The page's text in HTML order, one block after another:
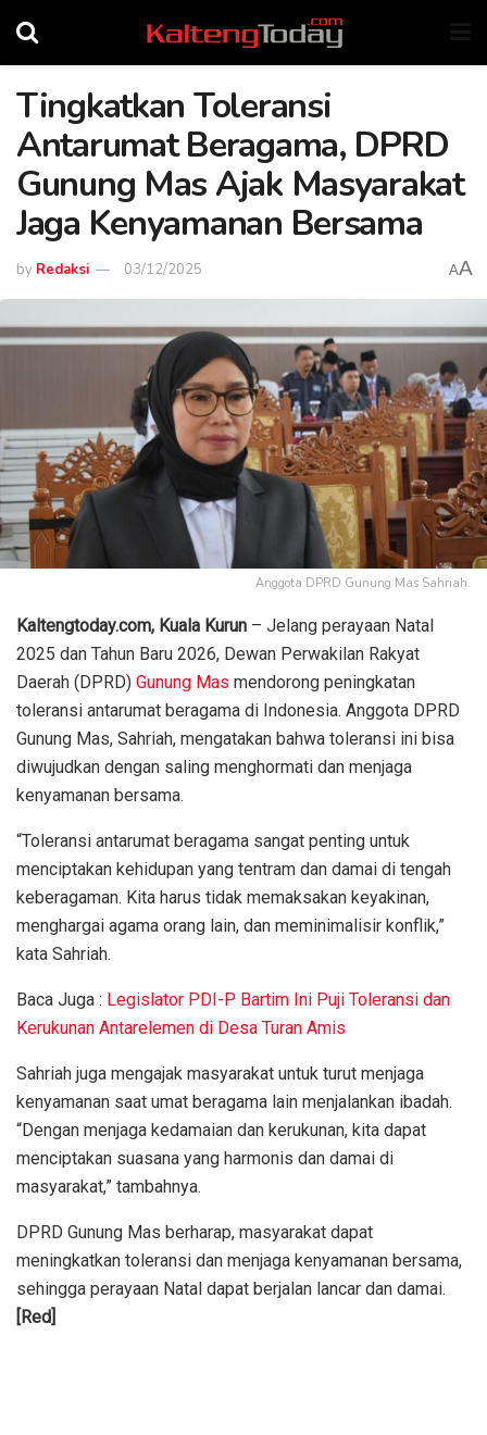
Tingkatkan Toleransi
Antarumat Beragama, DPRD
Gunung Mas Ajak Masyarakat
Jaga Kenyamanan Bersama
by Redaksi 03/12/2025 AA
Anggota DPRD Gunung Mas Sahriah.
Kaltengtoday.com, Kuala Kurun – Jelang perayaan Natal
2025 dan Tahun Baru 2026, Dewan Perwakilan Rakyat
Daerah (DPRD) Gunung Mas mendorong peningkatan
toleransi antarumat beragama di Indonesia. Anggota DPRD
Gunung Mas, Sahriah, mengatakan bahwa toleransi ini bisa
diwujudkan dengan saling menghormati dan menjaga
kenyamanan bersama.
“Toleransi antarumat beragama sangat penting untuk
menciptakan kehidupan yang tentram dan damai di tengah
keberagaman. Kita harus tidak memaksakan keyakinan,
menghargai agama orang lain, dan meminimalisir konflik,”
kata Sahriah.
Baca Juga : Legislator PDI-P Bartim Ini Puji Toleransi dan
Kerukunan Antarelemen di Desa Turan Amis
Sahriah juga mengajak masyarakat untuk turut menjaga
kenyamanan saat umat beragama lain menjalankan ibadah.
“Dengan menjaga kedamaian dan kerukunan, kita dapat
menciptakan suasana yang harmonis dan damai di
masyarakat,” tambahnya.
DPRD Gunung Mas berharap, masyarakat dapat
meningkatkan toleransi dan menjaga kenyamanan bersama,
sehingga perayaan Natal dapat berjalan lancar dan damai.
[Red]